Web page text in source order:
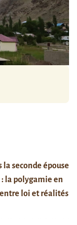
la seconde épouse
la polygamie en
loi et réalités